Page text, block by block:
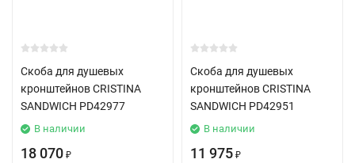
Скоба для душевых
кронштейнов CRISTINA
SANDWICH PD42977
В наличии
18 070 ₽
Скоба для душевых
кронштейнов CRISTINA
SANDWICH PD42951
В наличии
11 975 ₽